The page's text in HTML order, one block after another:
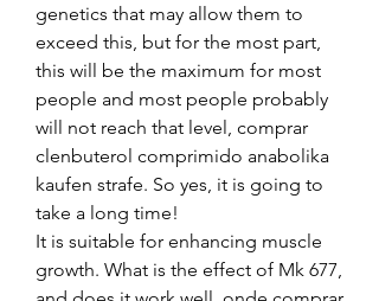
genetics that may allow them to
exceed this, but for the most part,
this will be the maximum for most
people and most people probably
will not reach that level, comprar
clenbuterol comprimido anabolika
kaufen strafe. So yes, it is going to
take a long time!
It is suitable for enhancing muscle
growth. What is the effect of Mk 677,